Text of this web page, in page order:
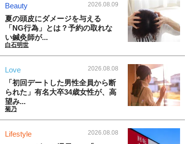
Beauty 2026.08.09
夏の頭皮にダメージを与える
「NG行為」とは？予約の取れな
い鍼灸師が...
白石明世
Love 2026.08.08
「初回デートした男性全員から断
られた」有名大卒34歳女性が、高
望み...
菊乃
Lifestyle 2026.08.08